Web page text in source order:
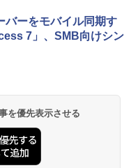
バーをモバイル同期す
7」、SMB向けシン
を優先表示させる